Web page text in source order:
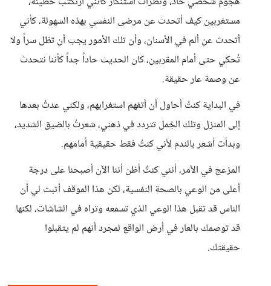
مستغربين كيف أتحدث عن مرضى النفسي بهذه السهولة، كأني
أتحدث عن ألم في الأسنان، وأن تلك الأمور يجب أن تظل سراً ولا
تُحكي حتى أمام المقربين، كان الحديث حاداً جداً كأننا نتحدث
عن وصمة عار حقيقة.
في البداية كنتُ أحاول أن أتفهم استغرابهم، ولكني عدتُ بعدها
إلى المنزل وتلك الجُمل تتردد في ذهني، شعرتُ بالضيق الشديد،
وبدأت أشعر بالندم لأني كنتُ فقط حقيقية أمامهم.
المزعج في الأمر، أنني كنتُ أظن أننا الآن أصبحنا على درجة
أعلى من الوعي بالصحة النفسية، لكن هذا الموقف أثبت لي أن
الناس قد تقبل هذا الوعي الذي تسمعه وتراه في الشاشات، لكنها
قد توصمك بالعار في أرض الواقع لمجرد أنهم لم يتقبلوا
حقيقتك.